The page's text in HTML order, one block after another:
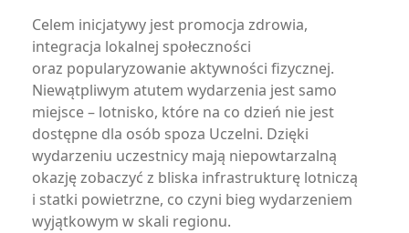
Celem inicjatywy jest promocja zdrowia,
integracja lokalnej społeczności
oraz popularyzowanie aktywności fizycznej.
Niewątpliwym atutem wydarzenia jest samo
miejsce – lotnisko, które na co dzień nie jest
dostępne dla osób spoza Uczelni. Dzięki
wydarzeniu uczestnicy mają niepowtarzalną
okazję zobaczyć z bliska infrastrukturę lotniczą
i statki powietrzne, co czyni bieg wydarzeniem
wyjątkowym w skali regionu.